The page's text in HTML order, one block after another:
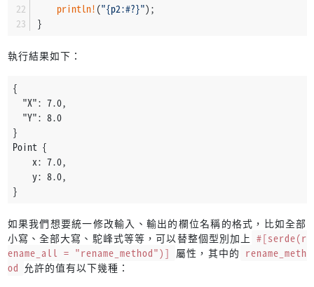
println! ("{p2:#?}");
}
執行結果如下：
{
  "X": 7.0,
  "Y": 8.0
}
Point {
    x: 7.0,
    y: 8.0,
}
如果我們想要統一修改輸入、輸出的欄位名稱的格式，比如全部
小寫、全部大寫、駝峰式等等，可以替整個型別加上 #[serde(r
ename_all = "rename_method")] 屬性，其中的 rename_meth
od 允許的值有以下幾種：